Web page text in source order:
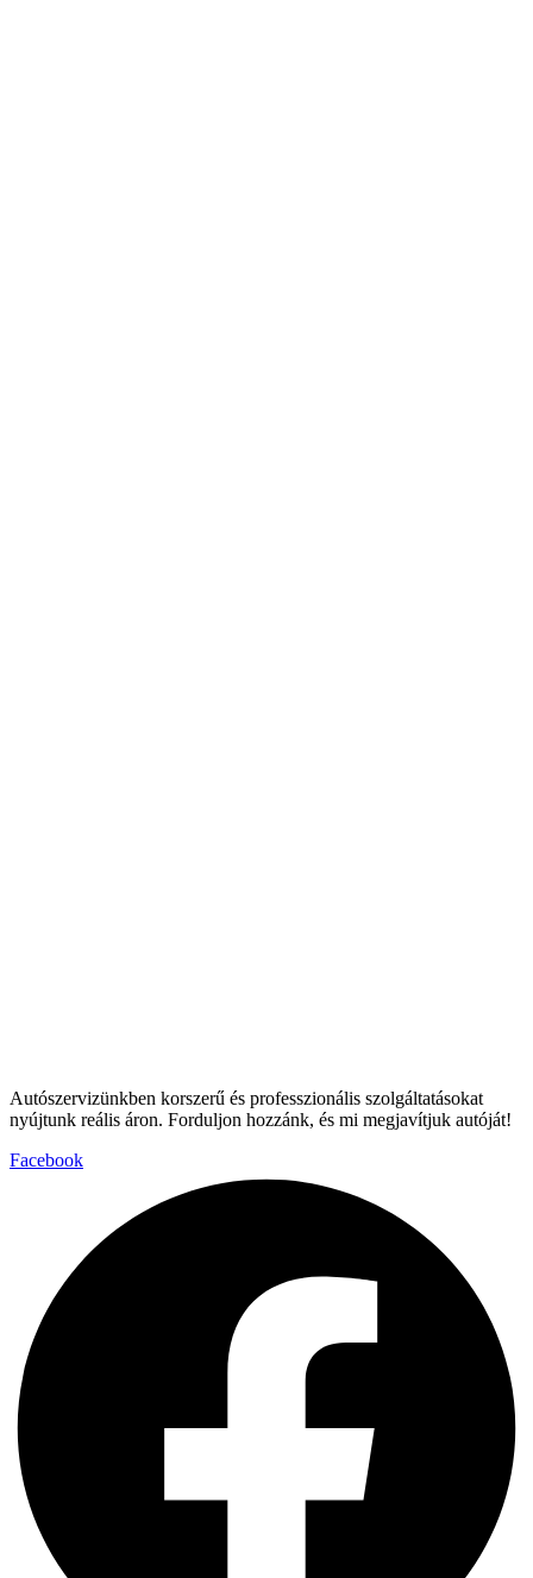
Autószervizünkben korszerű és professzionális szolgáltatásokat
nyújtunk reális áron. Forduljon hozzánk, és mi megjavítjuk autóját!
Facebook